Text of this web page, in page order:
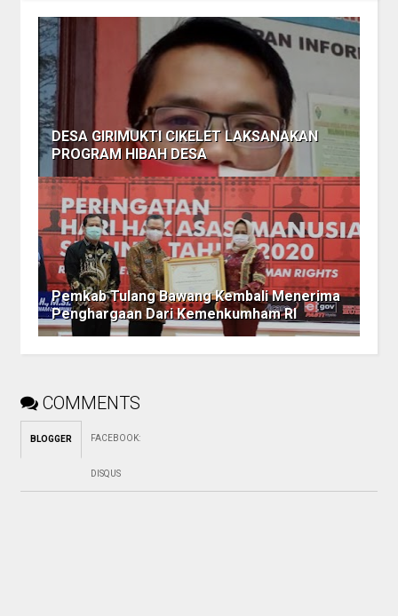
DESA GIRIMUKTI CIKELET LAKSANAKAN
PROGRAM HIBAH DESA
Pemkab Tulang Bawang Kembali Menerima
Penghargaan Dari Kemenkumham RI
COMMENTS
BLOGGER FACEBOOK:
DISQUS